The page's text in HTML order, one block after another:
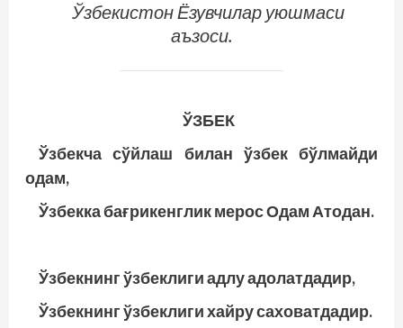
Ўзбекистон Ёзувчилар уюшмаси
аъзоси.
ЎЗБЕК
Ўзбекча сўйлаш билан ўзбек бўлмайди
одам,
Ўзбекка бағрикенглик мерос Одам Атодан.
Ўзбекнинг ўзбеклиги адлу адолатдадир,
Ўзбекнинг ўзбеклиги хайру саховатдадир.